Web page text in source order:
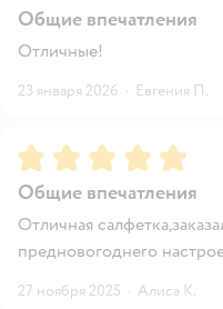
Общие впечатления
Отличные!
23 января 2026 · Евгения П.
Рейтинг:5
Общие впечатления
Отличная
предновогоднего
27 ноября 2025 · Алиса К.